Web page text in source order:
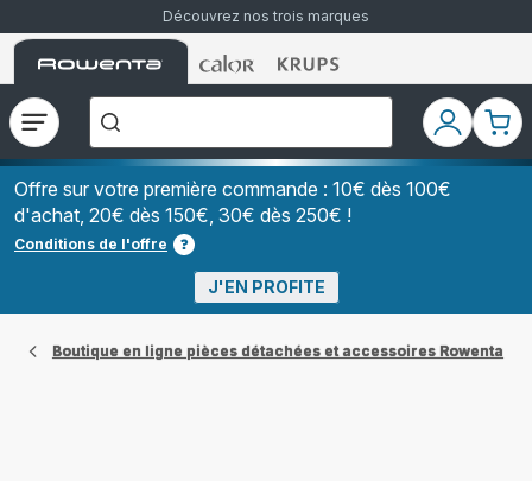
Découvrez nos trois marques
Accueil
Rowenta
Accueil
Rowenta
Accueil
Rowenta
Ouvrir
le
menu
recherchez-
vous
?","Aspirateurs
à
Grains","Centrales
Vapeurs","Sèche
Cheveux"]
Mon
compte
Mon
Offre sur votre première commande : 10€ dès 100€
d'achat, 20€ dès 150€, 30€ dès 250€ !
Conditions de l'offre
J'EN PROFITE
Boutique en ligne pièces détachées et accessoires Rowenta